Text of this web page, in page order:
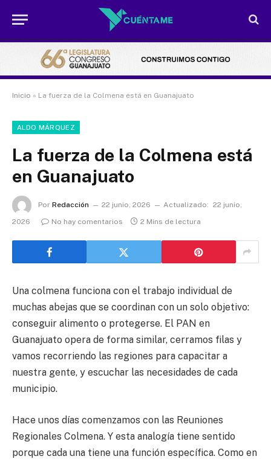
Inicio » La fuerza de la Colmena está en Guanajuato
ALDO MÁRQUEZ
La fuerza de la Colmena está
en Guanajuato
Por Redacción 22 junio, 2026 Actualizado: 22 junio,
2026
No hay comentarios 2 Mins de lectura
Una colmena funciona con el trabajo individual de
muchas abejas que se coordinan con un solo objetivo:
conseguir alimento o protegerse. El PAN en
Guanajuato opera de forma similar, cerramos filas y
vamos recorriendo las regiones para capacitar a
nuestra gente, y escuchar las necesidades de cada
municipio.
Hace unos días comenzamos con las Reuniones
Regionales Colmena. Y esta analogía tiene sentido
porque cada una tiene una función específica. Como en